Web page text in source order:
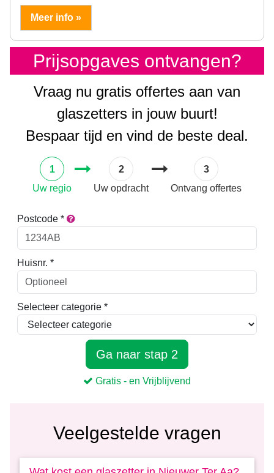
Meer info »
Prijsopgaves ontvangen?
Vraag nu gratis offertes aan van
glaszetters in jouw buurt!
Bespaar tijd en vind de beste deal.
Veelgestelde vragen